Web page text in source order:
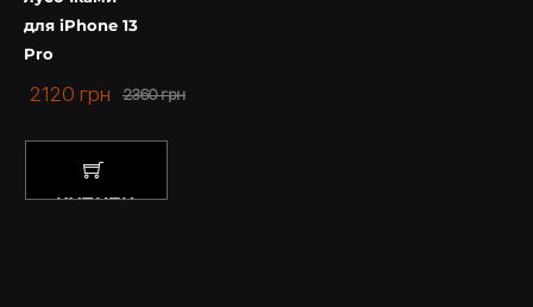
для iPhone 13
Pro
2360грн
2120 грн
КУПИТИ